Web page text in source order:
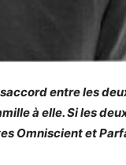
entre les
à elle. Si les
Omniscient et